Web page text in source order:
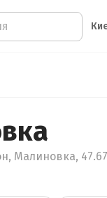
Малиновка,